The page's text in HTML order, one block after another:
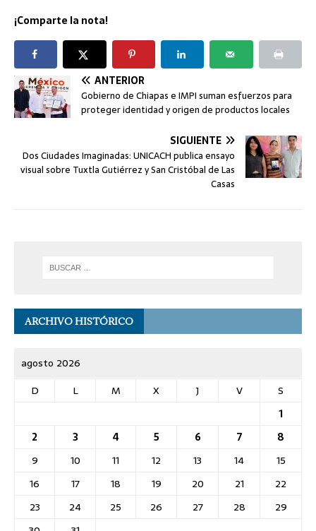
¡Comparte la nota!
ANTERIOR
Gobierno de Chiapas e IMPI suman esfuerzos para
proteger identidad y origen de productos locales
SIGUIENTE
Dos Ciudades Imaginadas: UNICACH publica ensayo
visual sobre Tuxtla Gutiérrez y San Cristóbal de Las
Casas
ARCHIVO HISTÓRICO
agosto 2026
D
L M X J V
S
1
2
3 4 5 6 7
8
9
10 11 12 13 14
15
16
17 18 19 20 21
22
23
24 25 26 27 28
29